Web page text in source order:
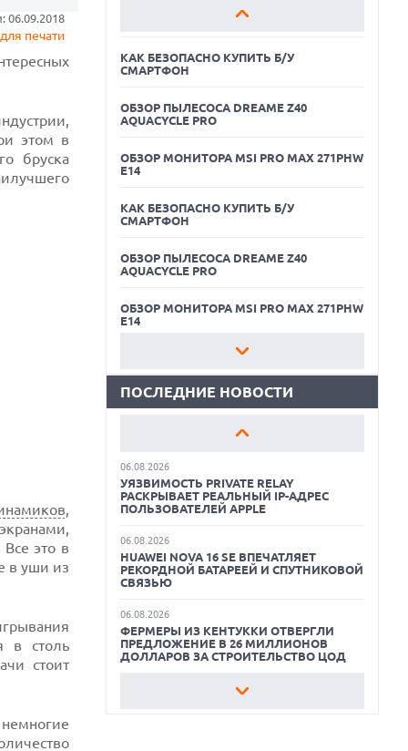
06.09.2018
печати
этом в
бруска
,
это в
в уши из
в столь
стоит
ОБЗОР МОНИТОРА MSI PRO MAX 271PHW
КАК БЕЗОПАСНО КУПИТЬ Б/У
СМАРТФОН
ОБЗОР ПЫЛЕСОСА DREAME Z40
AQUACYCLE PRO
ОБЗОР МОНИТОРА MSI PRO MAX 271PHW
E14
КАК БЕЗОПАСНО КУПИТЬ Б/У
СМАРТФОН
ОБЗОР ПЫЛЕСОСА DREAME Z40
AQUACYCLE PRO
ОБЗОР МОНИТОРА MSI PRO MAX 271PHW
E14
КАК БЕЗОПАСНО КУПИТЬ Б/У
ОБЗОР ПЫЛЕСОСА DREAME Z40
E14
КАК БЕЗОПАСНО КУПИТЬ Б/У
ОБЗОР ПЫЛЕСОСА DREAME Z40
AQUACYCLE PRO
ОБЗОР МОНИТОРА MSI PRO MAX 271PHW
E14
ПОСЛЕДНИЕ НОВОСТИ
MOOVE ПРИВЛЕКЛА $250 МЛН ЧТОБЫ
СТАТЬ КЛЮЧЕВЫМ ОПЕРАТОРОМ
06.08.2026
MATEPAD PRO 2026 ТОЛЩИНОЙ 4,7 ММ И
06.08.2026
TROUVER ПРЕДСТАВИЛ НОВЫЕ
ЛИНЕЙКУ ТЕХНИКИ 2026 ГОДА
06.08.2026
УЯЗВИМОСТЬ PRIVATE RELAY
РАСКРЫВАЕТ РЕАЛЬНЫЙ IP-АДРЕС
ПОЛЬЗОВАТЕЛЕЙ APPLE
06.08.2026
HUAWEI NOVA 16 SE ВПЕЧАТЛЯЕТ
РЕКОРДНОЙ БАТАРЕЕЙ И СПУТНИКОВОЙ
СВЯЗЬЮ
06.08.2026
ФЕРМЕРЫ ИЗ КЕНТУККИ ОТВЕРГЛИ
ПРЕДЛОЖЕНИЕ В 26 МИЛЛИОНОВ
ДОЛЛАРОВ ЗА СТРОИТЕЛЬСТВО ЦОД